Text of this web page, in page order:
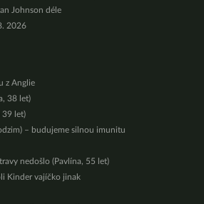
Johnson déle
2026
z Anglie
38 let)
39 let)
– budujeme silnou imunitu
nedošlo (Pavlína, 55 let)
Kinder vajíčko jinak